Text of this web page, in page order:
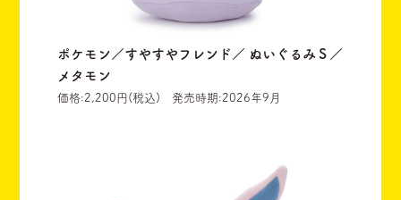
ポケモン／すやすやフレンド／ ぬいぐるみＳ／
メタモン
価格:2,200円(税込) 発売時期:2026年9月